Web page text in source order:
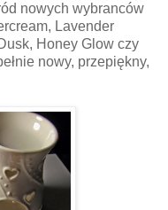
nowych wybranców
Lavender
Honey Glow czy
nowy, przepiękny,